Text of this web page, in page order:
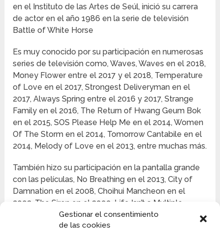
Gestionar el consentimiento
de las cookies
en el Instituto de las Artes de Seúl, inició su carrera
de actor en el año 1986 en la serie de televisión
Battle of White Horse
Es muy conocido por su participación en numerosas
series de televisión como, Waves, Waves en el 2018,
Money Flower entre el 2017 y el 2018, Temperature
of Love en el 2017, Strongest Deliveryman en el
2017, Always Spring entre el 2016 y 2017, Strange
Family en el 2016, The Return of Hwang Geum Bok
en el 2015, SOS Please Help Me en el 2014, Women
Of The Storm en el 2014, Tomorrow Cantabile en el
2014, Melody of Love en el 2013, entre muchas más.
También hizo su participación en la pantalla grande
con las películas, No Breathing en el 2013, City of
Damnation en el 2008, Choihui Mancheon en el
2003, The Siren en el 2000, Life Isn’t a Multiple
Choice Test en 1992, Love and Tears en 1991, entre